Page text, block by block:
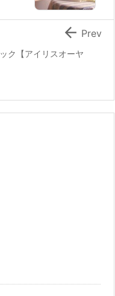
ク【アイリスオーヤ
 Prev